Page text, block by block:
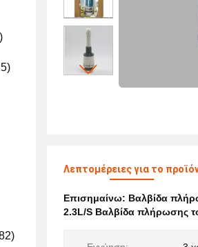
Λεπτομέρειες για το
Επισημαίνω: Βαλβίδα
2.3L/S Βαλβίδα πλήρωσης